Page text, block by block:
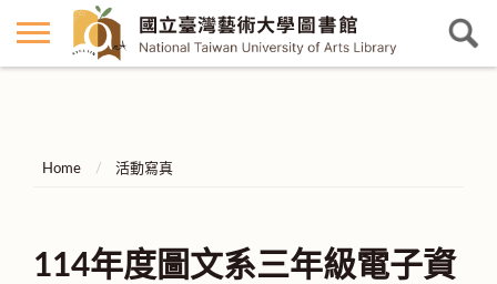
Home 活動寫真
114年度圖文系三年級電子資